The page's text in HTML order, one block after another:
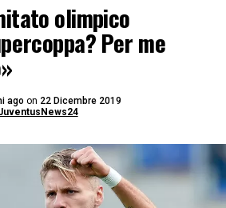
olimpico
Per me
ago on 22 Dicembre 2019